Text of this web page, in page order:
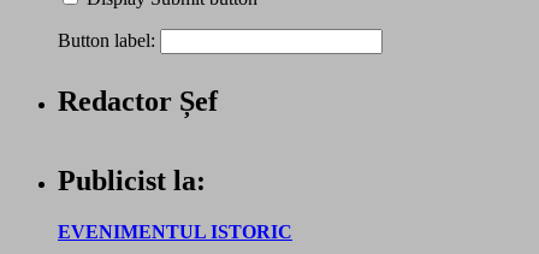
Button label:
Redactor Șef
Publicist la:
EVENIMENTUL ISTORIC